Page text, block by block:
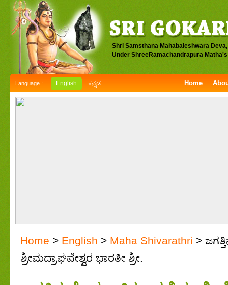
Shri Samsthana Mahabaleshwara
Under ShreeRamachandrapura
Language : English ಕನ್ನಡ Home
Home > English > Maha Shivarathri >
ಶ್ರೀಮದ್ರಾಘವೇಶ್ವರ ಭಾರತೀ ಶ್ರೀ.